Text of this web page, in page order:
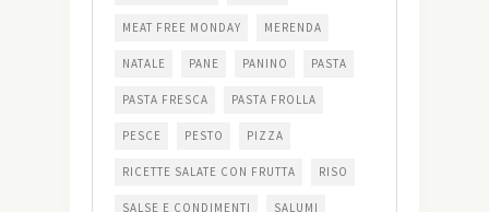
MEAT FREE MONDAY MERENDA
NATALE PANE PANINO PASTA
PASTA FRESCA PASTA FROLLA
PESCE PESTO PIZZA
RICETTE SALATE CON FRUTTA RISO
SALSE E CONDIMENTI SALUMI